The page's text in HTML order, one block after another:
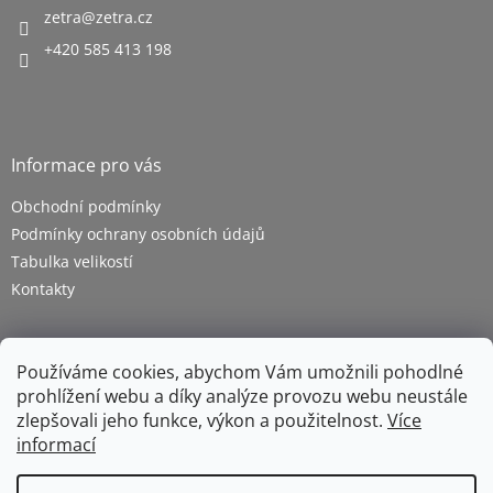
Používáme cookies, abychom Vám umožnili pohodlné
prohlížení webu a díky analýze provozu webu neustále
zlepšovali jeho funkce, výkon a použitelnost. Více
informací
zetra@zetra.cz
+420 585 413 198
Informace pro vás
Obchodní podmínky
Podmínky ochrany osobních údajů
Tabulka velikostí
Kontakty